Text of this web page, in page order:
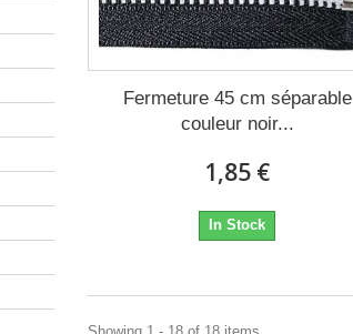
Fermeture 45 cm séparable
couleur noir...
1,85 €
In Stock